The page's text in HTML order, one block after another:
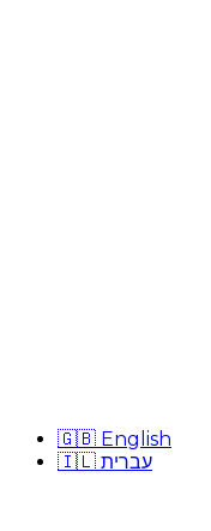
🇬🇧 English
🇮🇱 עברית